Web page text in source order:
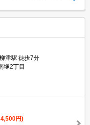
津駅 徒歩7分
塚2丁目
円)